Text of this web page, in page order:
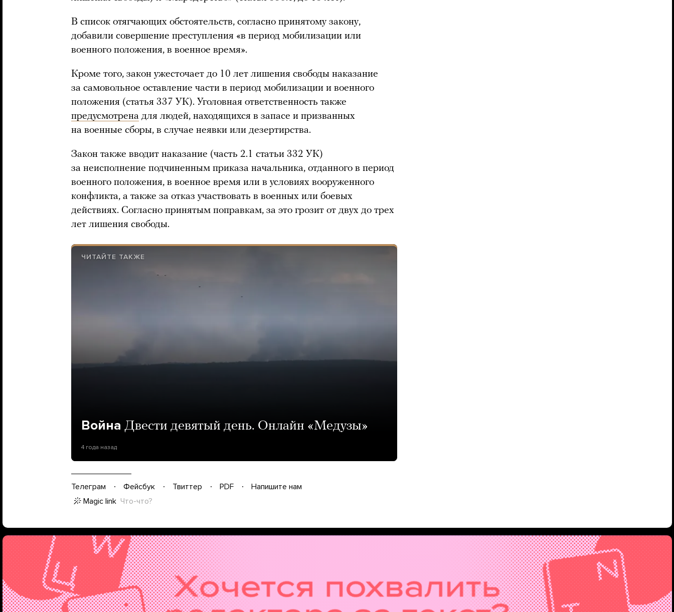
В список отягчающих обстоятельств, согласно принятому закону,
добавили совершение преступления «в период мобилизации или
военного положения, в военное время».
Кроме того, закон ужесточает до 10 лет лишения свободы наказание
за самовольное оставление части в период мобилизации и военного
положения (статья 337 УК). Уголовная ответственность также
предусмотрена для людей, находящихся в запасе и призванных
на военные сборы, в случае неявки или дезертирства.
Закон также вводит наказание (часть 2.1 статьи 332 УК)
за неисполнение подчиненным приказа начальника, отданного в период
военного положения, в военное время или в условиях вооруженного
конфликта, а также за отказ участвовать в военных или боевых
действиях. Согласно принятым поправкам, за это грозит от двух до трех
лет лишения свободы.
ЧИТАЙТЕ ТАКЖЕ
Война Двести девятый день. Онлайн «Медузы»
4 года назад
Телеграм Фейсбук Твиттер PDF
Напишите нам
Magic link Что-что?